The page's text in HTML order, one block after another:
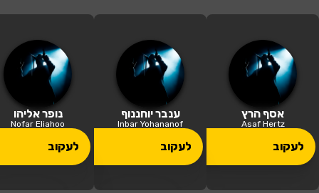
תיאטרון בית ליסין • שני 06/07/2026
מתי?21:00 | 06.07
איפה?תל אביב תיאטרון בית ליסין תל אביב
כמה עולה?
אסף הרץ
Asaf Hertz
לעקוב
ענבר יוחננוף
Inbar Yohananof
לעקוב
נופר אליהו
Nofar Eliahoo
לעקוב